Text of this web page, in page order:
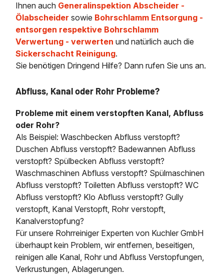
Ihnen auch Generalinspektion Abscheider -
Ölabscheider sowie Bohrschlamm Entsorgung -
entsorgen respektive Bohrschlamm
Verwertung - verwerten und natürlich auch die
Sickerschacht Reinigung.
Sie benötigen Dringend Hilfe? Dann rufen Sie uns an.
Abfluss, Kanal oder Rohr Probleme?
Probleme mit einem verstopften Kanal, Abfluss
oder Rohr?
Als Beispiel: Waschbecken Abfluss verstopft?
Duschen Abfluss verstopft? Badewannen Abfluss
verstopft? Spülbecken Abfluss verstopft?
Waschmaschinen Abfluss verstopft? Spülmaschinen
Abfluss verstopft? Toiletten Abfluss verstopft? WC
Abfluss verstopft? Klo Abfluss verstopft? Gully
verstopft, Kanal Verstopft, Rohr verstopft,
Kanalverstopfung?
Für unsere Rohrreiniger Experten von Kuchler GmbH
überhaupt kein Problem, wir entfernen, beseitigen,
reinigen alle Kanal, Rohr und Abfluss Verstopfungen,
Verkrustungen, Ablagerungen.